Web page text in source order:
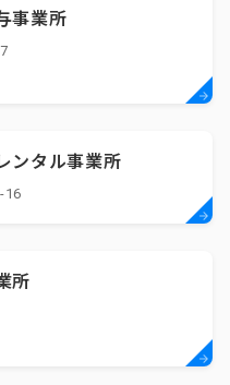
事業所
ンタル事業所
16
所